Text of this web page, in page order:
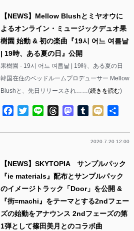
【NEWS】Mellow Blushとミヤオウに
よるオンライン・ミュージックデュオ果
樹園 始動 & 初の楽曲『19시 어느 여름날
| 19時、ある夏の日』公開
果樹園 · 19시 어느 여름날 | 19時、ある夏の日
韓国在住のベッドルームプロデューサー Mellow
Blushと、先日リリースされ……(続きを読む)
Facebook
TwitterLine ThreadsMastodon
Tumblr
Mixi
2020.7.20 12:00
【NEWS】SKYTOPIA サンプルパック
『ie materials』配布とサンプルパック
のイメージトラック「Door」を公開 &
『街=machi』をテーマとする2ndフェー
ズの始動をアナウンス 2ndフェーズの第
1弾として篠田美月とのコラボ曲